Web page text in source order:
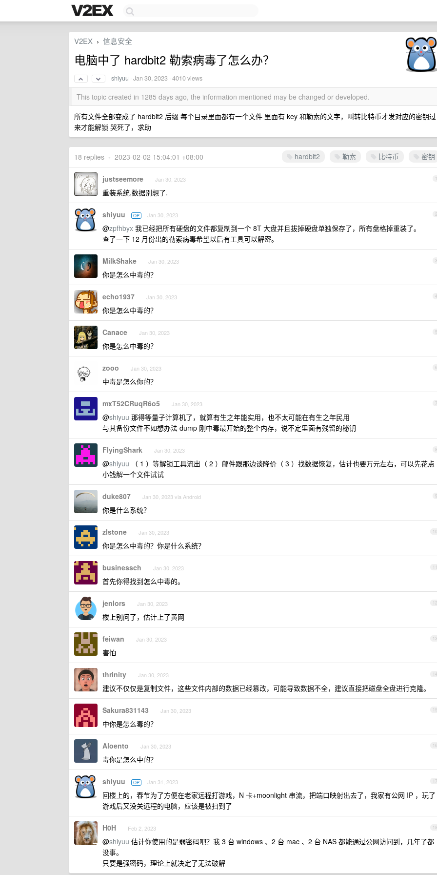
V2EX › 信息安全
电脑中了 hardbit2 勒索病毒了怎么办？
shiyuu ·Jan 30, 2023 · 4010 views
This topic created in 1285 days ago, the information mentioned may be changed or developed.
所有文件全部变成了 hardbit2 后缀 每个目录里面都有一个文件 里面有 key 和勒索的文字，叫转比特币才发对应的密钥过
来才能解锁 哭死了，求助
hardbit2 勒索 比特币 密钥
18 replies • 2023-02-02 15:04:01 +08:00
1
justseemore Jan 30, 2023
重装系统,数据别想了.
2
shiyuu OP Jan 30, 2023
@zpfhbyx 我已经把所有硬盘的文件都复制到一个 8T 大盘并且拔掉硬盘单独保存了，所有盘格掉重装了。
查了一下 12 月份出的勒索病毒希望以后有工具可以解密。
3
MilkShake Jan 30, 2023
你是怎么中毒的？
4
echo1937 Jan 30, 2023
你是怎么中毒的？
5
Canace Jan 30, 2023
你是怎么中毒的？
6
zooo Jan 30, 2023
中毒是怎么你的？
7
mxT52CRuqR6o5 Jan 30, 2023
@shiyuu 那得等量子计算机了，就算有生之年能实用，也不太可能在有生之年民用
与其备份文件不如想办法 dump 刚中毒最开始的整个内存，说不定里面有残留的秘钥
8
FlyingShark Jan 30, 2023
@shiyuu （ 1 ）等解锁工具流出（ 2 ）邮件跟那边谈降价（ 3 ）找数据恢复，估计也要万元左右，可以先花点
小钱解一个文件试试
9
duke807 Jan 30, 2023 via Android
你是什么系统？
10
zlstone Jan 30, 2023
你是怎么中毒的？你是什么系统？
11
businessch Jan 30, 2023
首先你得找到怎么中毒的。
12
jenlors Jan 30, 2023
楼上别问了，估计上了黄网
13
feiwan Jan 30, 2023
害怕
14
thrinity Jan 30, 2023
建议不仅仅是复制文件，这些文件内部的数据已经篡改，可能导致数据不全，建议直接把磁盘全盘进行克隆。
15
Sakura831143 Jan 30, 2023
中你是怎么毒的？
16
Aloento Jan 30, 2023
毒你是怎么中的？
17
shiyuu OP Jan 31, 2023
回楼上的，春节为了方便在老家远程打游戏，N 卡+moonlight 串流，把端口映射出去了，我家有公网 IP ，玩了
游戏后又没关远程的电脑，应该是被扫到了
18
H0H Feb 2, 2023
@shiyuu 估计你使用的是弱密码吧？我 3 台 windows 、2 台 mac 、2 台 NAS 都能通过公网访问到，几年了都
没事。
只要是强密码，理论上就决定了无法破解